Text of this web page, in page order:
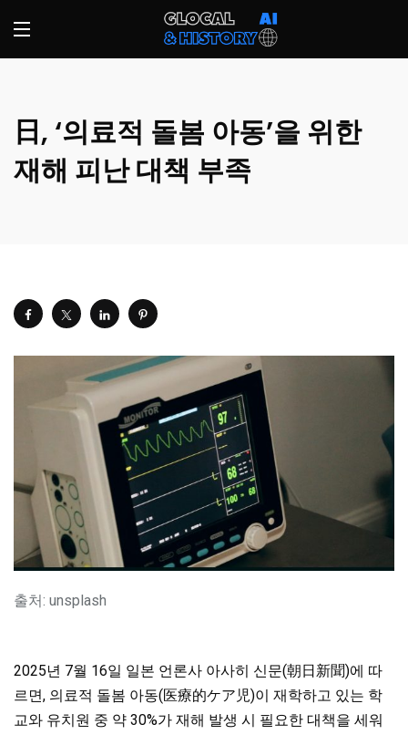
日, ‘의료적 돌봄 아동’을 위한
재해 피난 대책 부족
출처: unsplash
2025년 7월 16일 일본 언론사 아사히 신문(朝日新聞)에 따
르면, 의료적 돌봄 아동(医療的ケア児)이 재학하고 있는 학
교와 유치원 중 약 30%가 재해 발생 시 필요한 대책을 세워